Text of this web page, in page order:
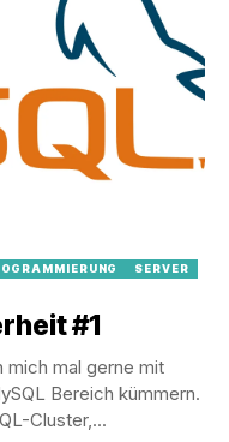
SERVER
#1
mich mal gerne mit
Bereich kümmern.
Cluster,...